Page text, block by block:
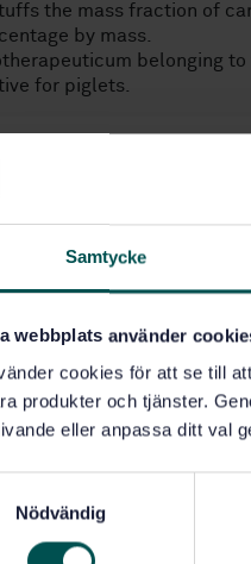
Samtycke
webbplats använder
cookies för att se till
produkter och tjänster.
eller anpassa ditt val
Nödvändig
the mass fraction of
by mass.
belonging
for piglets.